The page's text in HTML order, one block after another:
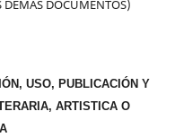
DEMAS DOCUMENTOS)
USO, PUBLICACIÓN Y
ARTISTICA O